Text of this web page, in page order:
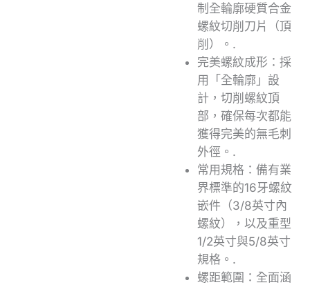
制全輪廓硬質合金
螺紋切削刀片（頂
削）。.
完美螺紋成形：採
用「全輪廓」設
計，切削螺紋頂
部，確保每次都能
獲得完美的無毛刺
外徑。.
常用規格：備有業
界標準的16牙螺紋
嵌件（3/8英寸內
螺紋），以及重型
1/2英寸與5/8英寸
規格。.
螺距範圍：全面涵